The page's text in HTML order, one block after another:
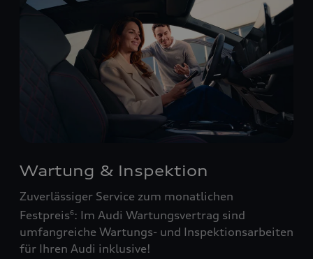
Wartung & Inspektion
Zuverlässiger Service zum monatlichen
Festpreis6: Im Audi Wartungsvertrag sind
umfangreiche Wartungs- und Inspektionsarbeiten
für Ihren Audi inklusive!